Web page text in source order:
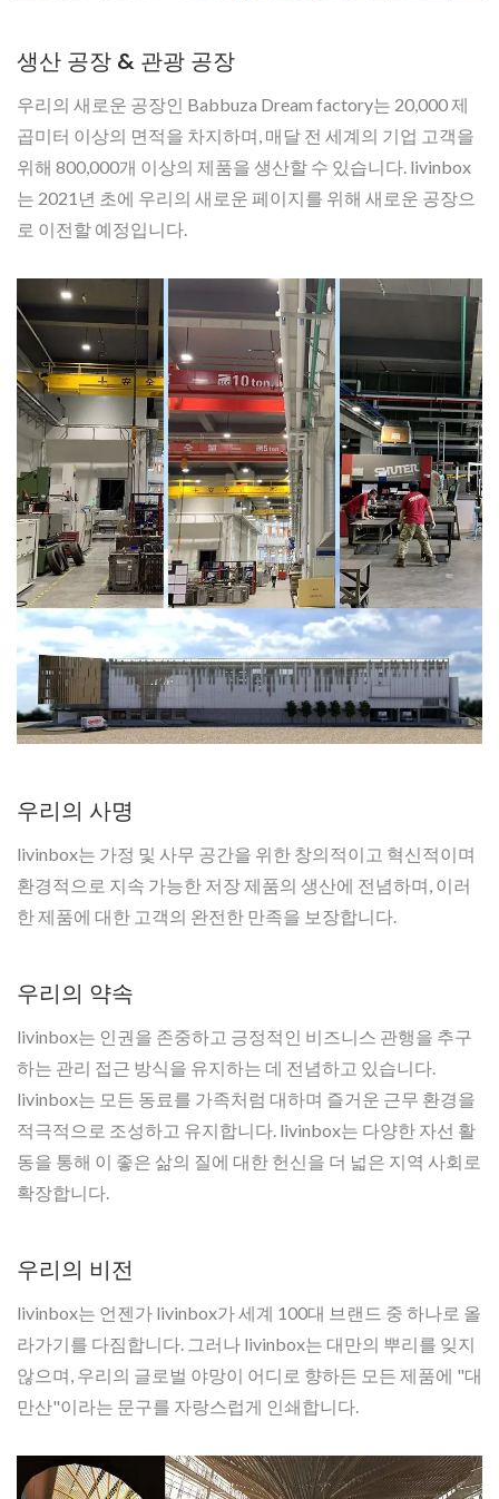
생산 공장 & 관광 공장
우리의 새로운 공장인 Babbuza Dream factory는 20,000 제
곱미터 이상의 면적을 차지하며, 매달 전 세계의 기업 고객을
위해 800,000개 이상의 제품을 생산할 수 있습니다. livinbox
는 2021년 초에 우리의 새로운 페이지를 위해 새로운 공장으
로 이전할 예정입니다.
우리의 사명
livinbox는 가정 및 사무 공간을 위한 창의적이고 혁신적이며
환경적으로 지속 가능한 저장 제품의 생산에 전념하며, 이러
한 제품에 대한 고객의 완전한 만족을 보장합니다.
우리의 약속
livinbox는 인권을 존중하고 긍정적인 비즈니스 관행을 추구
하는 관리 접근 방식을 유지하는 데 전념하고 있습니다.
livinbox는 모든 동료를 가족처럼 대하며 즐거운 근무 환경을
적극적으로 조성하고 유지합니다. livinbox는 다양한 자선 활
동을 통해 이 좋은 삶의 질에 대한 헌신을 더 넓은 지역 사회로
확장합니다.
우리의 비전
livinbox는 언젠가 livinbox가 세계 100대 브랜드 중 하나로 올
라가기를 다짐합니다. 그러나 livinbox는 대만의 뿌리를 잊지
않으며, 우리의 글로벌 야망이 어디로 향하든 모든 제품에 "대
만산"이라는 문구를 자랑스럽게 인쇄합니다.